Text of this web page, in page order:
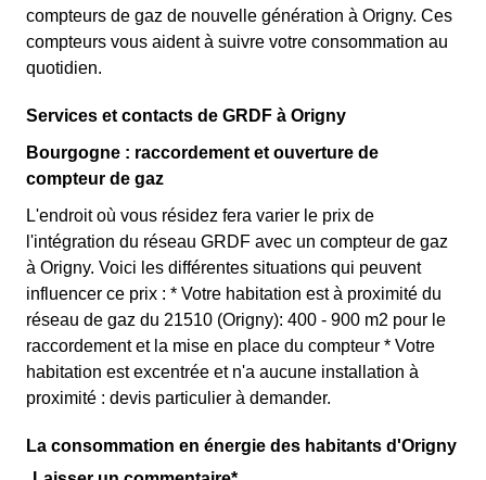
compteurs de gaz de nouvelle génération à Origny. Ces
compteurs vous aident à suivre votre consommation au
quotidien.
Services et contacts de GRDF à Origny
Bourgogne : raccordement et ouverture de
compteur de gaz
L'endroit où vous résidez fera varier le prix de
l'intégration du réseau GRDF avec un compteur de gaz
à Origny. Voici les différentes situations qui peuvent
influencer ce prix : * Votre habitation est à proximité du
réseau de gaz du 21510 (Origny): 400 - 900 m2 pour le
raccordement et la mise en place du compteur * Votre
habitation est excentrée et n'a aucune installation à
proximité : devis particulier à demander.
La consommation en énergie des habitants d'Origny